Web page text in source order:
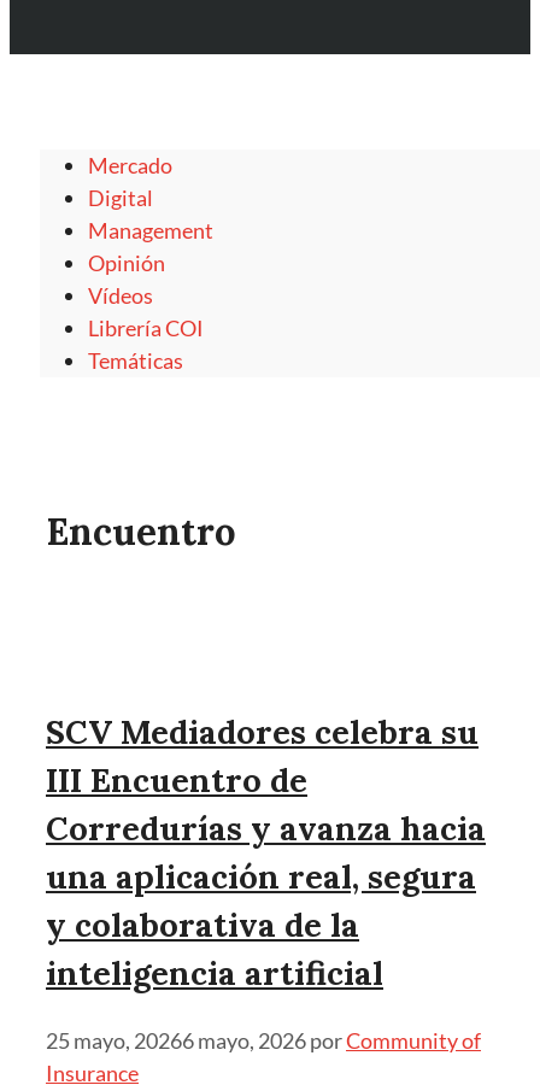
Mercado
Digital
Management
Opinión
Vídeos
Librería COI
Temáticas
Encuentro
SCV Mediadores celebra su
III Encuentro de
Corredurías y avanza hacia
una aplicación real, segura
y colaborativa de la
inteligencia artificial
25 mayo, 20266 mayo, 2026porCommunity of
Insurance